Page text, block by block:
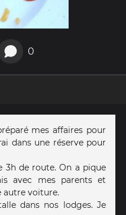
0
mes affaires pour
dans une réserve pour
3h de route. On a pique
avec mes parents et
autre voiture.
dans nos lodges. Je